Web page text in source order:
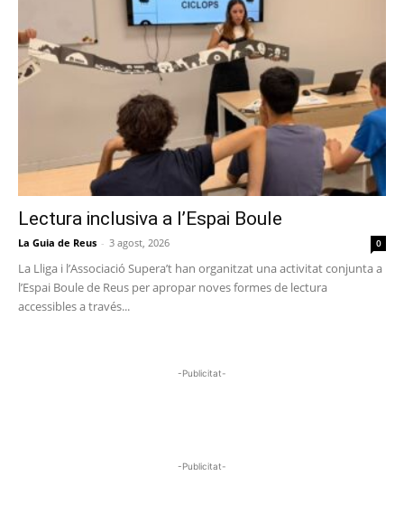
Lectura inclusiva a l’Espai Boule
La Guia de Reus - 3 agost, 2026 0
La Lliga i l’Associació Supera’t han organitzat una activitat conjunta a
l’Espai Boule de Reus per apropar noves formes de lectura
accessibles a través...
-Publicitat-
-Publicitat-